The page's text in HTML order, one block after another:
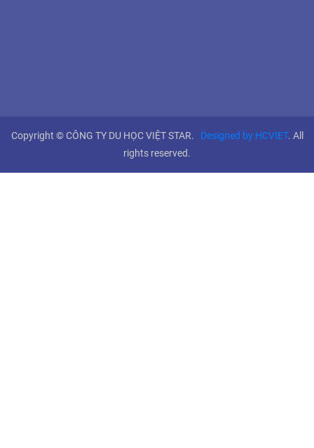
Copyright © CÔNG TY DU HỌC VIỆT STAR. Designed by HCVIET. All
rights reserved.